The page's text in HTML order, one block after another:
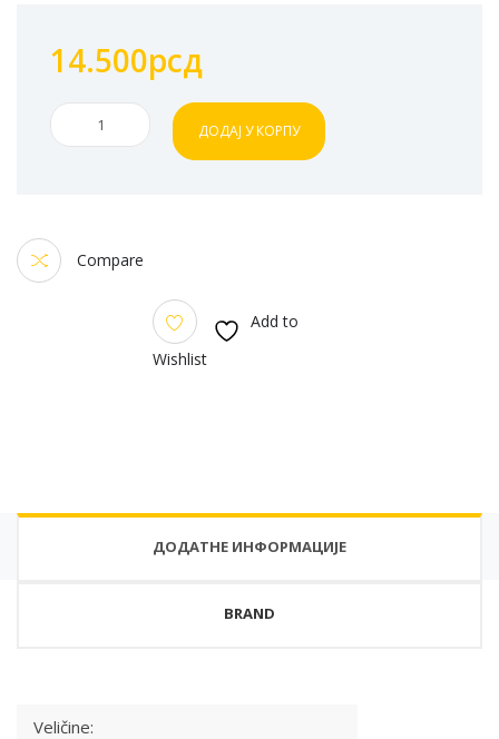
14.500рсд
Kaciga
LS2
Strike
ДОДАЈ У КОРПУ
Compare
Add to
Wishlist
ДОДАТНЕ ИНФОРМАЦИЈЕ
BRAND
Veličine: